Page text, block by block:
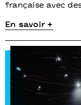
française avec
En savoir +